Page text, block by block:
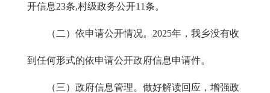
开信息23条,村级政务公开11条。
（二）依申请公开情况。2025年，我乡没有收
到任何形式的依申请公开政府信息申请件。
（三）政府信息管理。做好解读回应，增强政